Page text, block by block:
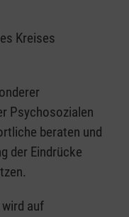
Kreises
Psychosozialen
beraten und
der Eindrücke
wird auf